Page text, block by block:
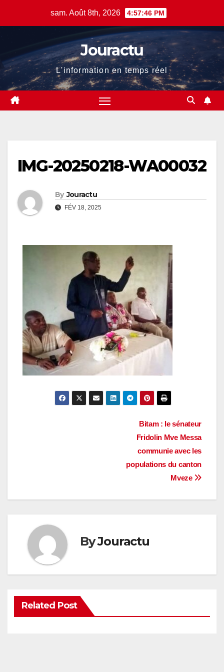
sam. Août 8th, 2026 4:57:46 PM
Jouractu
L'information en temps réel
IMG-20250218-WA00032
By Jouractu
FÉV 18, 2025
Bitam : le sénateur
Fridolin Mve Messa
communie avec les
populations du canton
Mveze
ByJouractu
Related Post